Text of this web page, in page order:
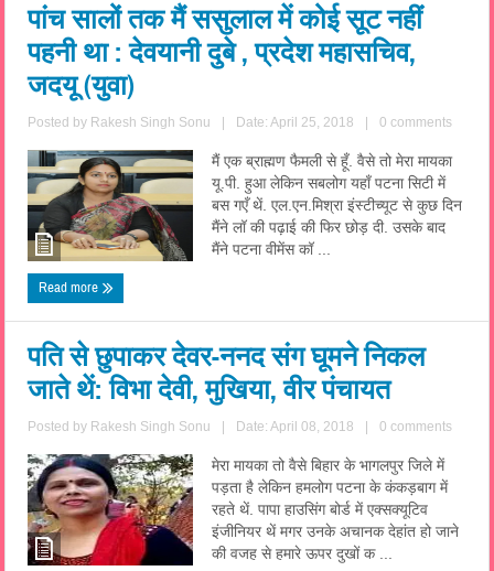
पांच सालों तक मैं ससुलाल में कोई सूट नहीं
पहनी था : देवयानी दुबे , प्रदेश महासचिव,
जदयू (युवा)
Posted by Rakesh Singh Sonu Date: April 25, 2018 0 comments
मैं एक ब्राह्मण फैमली से हूँ. वैसे तो मेरा मायका
यू.पी. हुआ लेकिन सबलोग यहाँ पटना सिटी में
बस गएँ थें. एल.एन.मिश्रा इंस्टीच्यूट से कुछ दिन
मैंने लॉ की पढ़ाई की फिर छोड़ दी. उसके बाद
मैंने पटना वीमेंस कॉ ...
Read more
पति से छुपाकर देवर-ननद संग घूमने निकल
जाते थें: विभा देवी, मुखिया, वीर पंचायत
Posted by Rakesh Singh Sonu Date: April 08, 2018 0 comments
मेरा मायका तो वैसे बिहार के भागलपुर जिले में
पड़ता है लेकिन हमलोग पटना के कंकड़बाग में
रहते थें. पापा हाउसिंग बोर्ड में एक्सक्यूटिव
इंजीनियर थें मगर उनके अचानक देहांत हो जाने
की वजह से हमारे ऊपर दुखों क ...